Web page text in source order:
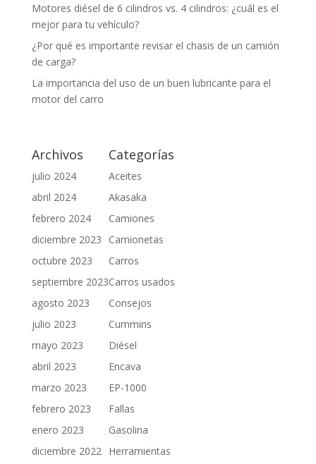
Motores diésel de 6 cilindros vs. 4 cilindros: ¿cuál es el
mejor para tu vehículo?
¿Por qué es importante revisar el chasis de un camión
de carga?
La importancia del uso de un buen lubricante para el
motor del carro
Archivos
julio 2024
abril 2024
febrero 2024
diciembre 2023
octubre 2023
septiembre 2023
agosto 2023
julio 2023
mayo 2023
abril 2023
marzo 2023
febrero 2023
enero 2023
diciembre 2022
Categorías
Aceites
Akasaka
Camiones
Camionetas
Carros
Carros usados
Consejos
Cummins
Diésel
Encava
EP-1000
Fallas
Gasolina
Herramientas